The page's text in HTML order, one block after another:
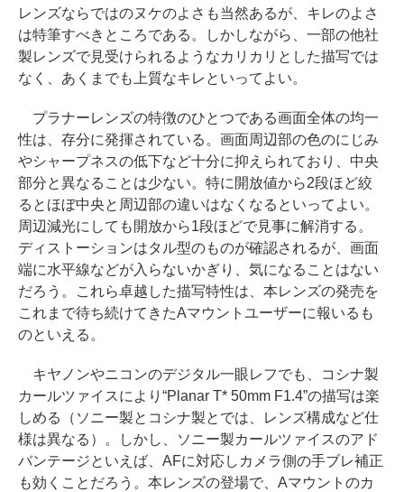
レンズならではのヌケのよさも当然あるが、キレのよさ
は特筆すべきところである。しかしながら、一部の他社
製レンズで見受けられるようなカリカリとした描写では
なく、あくまでも上質なキレといってよい。
プラナーレンズの特徴のひとつである画面全体の均一
性は、存分に発揮されている。画面周辺部の色のにじみ
やシャープネスの低下など十分に抑えられており、中央
部分と異なることは少ない。特に開放値から2段ほど絞
るとほぼ中央と周辺部の違いはなくなるといってよい。
周辺減光にしても開放から1段ほどで見事に解消する。
ディストーションはタル型のものが確認されるが、画面
端に水平線などが入らないかぎり、気になることはない
だろう。これら卓越した描写特性は、本レンズの発売を
これまで待ち続けてきたAマウントユーザーに報いるも
のといえる。
キヤノンやニコンのデジタル一眼レフでも、コシナ製
カールツァイスにより“Planar T* 50mm F1.4”の描写は楽
しめる（ソニー製とコシナ製とでは、レンズ構成など仕
様は異なる）。しかし、ソニー製カールツァイスのアド
バンテージといえば、AFに対応しカメラ側の手ブレ補正
も効くことだろう。本レンズの登場で、Aマウントのカ